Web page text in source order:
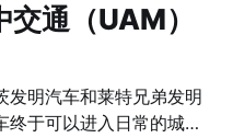
通（UAM）
发明汽车和莱特兄弟发明
于可以进入日常的城市